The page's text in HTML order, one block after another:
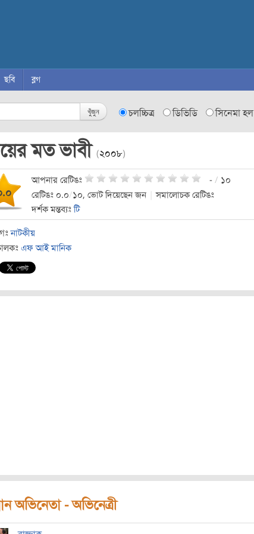
ছবি ব্লগ
খুঁজুন চলচ্চিত্র ডিভিডি সিনেমা হল
মত ভাবী (২০০৮)
আপনার রেটিঙঃ - / ১০
রেটিঙঃ ০.০/১০, ভোট দিয়েছেন জন
সমালোচক রেটিঙঃ
দর্শক মন্তব্যঃটি
নাটকীয়
এফ আই মানিক
অভিনেতা - অভিনেত্রী